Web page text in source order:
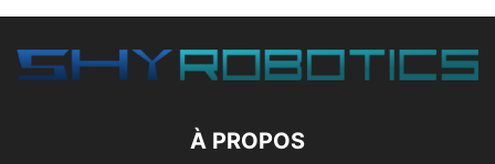
À PROPOS